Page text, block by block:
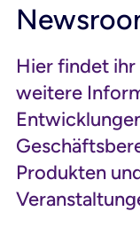
Hier findet
weitere
Produkten